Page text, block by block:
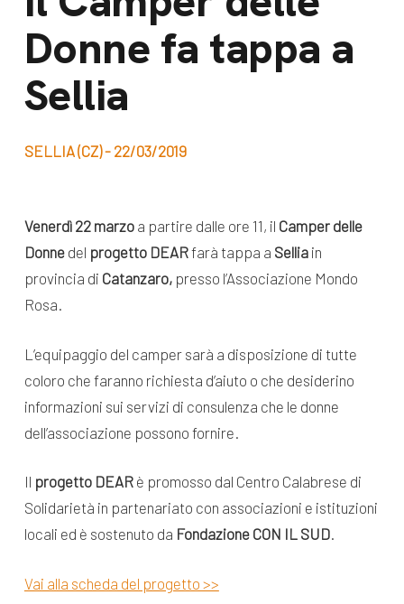
Donne fa tappa a
Sellia
SELLIA (CZ) - 22/03/2019
Venerdì 22 marzoa partire dalle ore 11, il Camper delle
Donnedel progetto DEARfarà tappa a Selliain
provincia di Catanzaro, presso l’Associazione Mondo
Rosa.
L’equipaggio del camper sarà a disposizione di tutte
coloro che faranno richiesta d’aiuto o che desiderino
informazioni sui servizi di consulenza che le donne
dell’associazione possono fornire.
Il progetto DEAR è promosso dal Centro Calabrese di
Solidarietà in partenariato con associazioni e istituzioni
locali ed è sostenuto da Fondazione CON IL SUD.
Vai alla scheda del progetto >>
Lavora con noi
Bilancio di
missione
News e
appuntamenti
Appuntamenti
dal Sud
Campagne
e blog progetti